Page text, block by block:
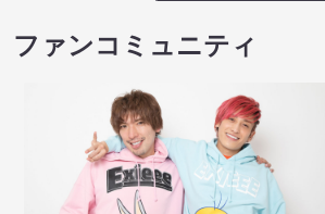
ファンコミュニティ